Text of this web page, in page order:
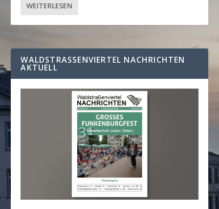
WEITERLESEN
WALDSTRASSENVIERTEL NACHRICHTEN A
KTUELL